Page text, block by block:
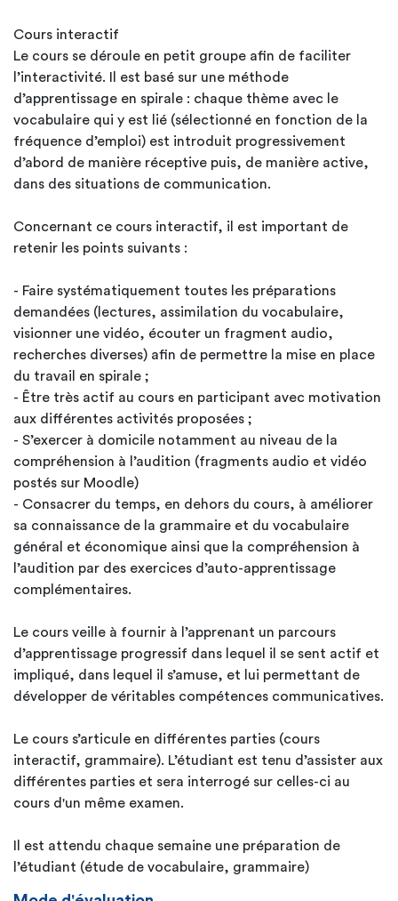
Cours interactif
Le cours se déroule en petit groupe afin de faciliter
l’interactivité. Il est basé sur une méthode
d’apprentissage en spirale : chaque thème avec le
vocabulaire qui y est lié (sélectionné en fonction de la
fréquence d’emploi) est introduit progressivement
d’abord de manière réceptive puis, de manière active,
dans des situations de communication.
Concernant ce cours interactif, il est important de
retenir les points suivants :
- Faire systématiquement toutes les préparations
demandées (lectures, assimilation du vocabulaire,
visionner une vidéo, écouter un fragment audio,
recherches diverses) afin de permettre la mise en place
du travail en spirale ;
- Être très actif au cours en participant avec motivation
aux différentes activités proposées ;
- S’exercer à domicile notamment au niveau de la
compréhension à l’audition (fragments audio et vidéo
postés sur Moodle)
- Consacrer du temps, en dehors du cours, à améliorer
sa connaissance de la grammaire et du vocabulaire
général et économique ainsi que la compréhension à
l’audition par des exercices d’auto-apprentissage
complémentaires.
Le cours veille à fournir à l’apprenant un parcours
d’apprentissage progressif dans lequel il se sent actif et
impliqué, dans lequel il s’amuse, et lui permettant de
développer de véritables compétences communicatives.
Le cours s’articule en différentes parties (cours
interactif, grammaire). L’étudiant est tenu d’assister aux
différentes parties et sera interrogé sur celles-ci au
cours d'un même examen.
Il est attendu chaque semaine une préparation de
l’étudiant (étude de vocabulaire, grammaire)